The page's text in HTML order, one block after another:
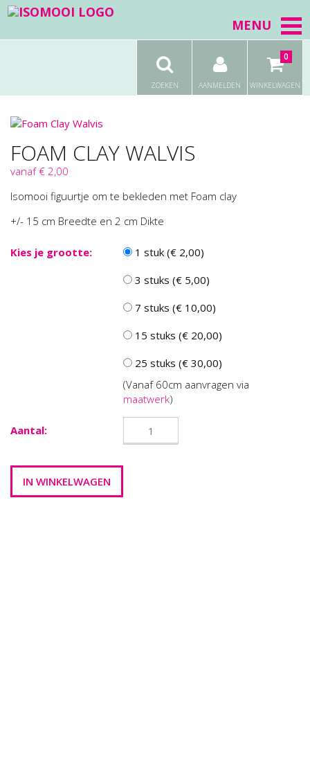
MENU
ZOEKEN AANMELDEN WINKELWAGEN
0
FOAM CLAY WALVIS
vanaf € 2,00
Isomooi figuurtje om te bekleden met Foam clay
+/- 15 cm Breedte en 2 cm Dikte
Kies je grootte:
1 stuk (€ 2,00)
3 stuks (€ 5,00)
7 stuks (€ 10,00)
15 stuks (€ 20,00)
25 stuks (€ 30,00)
(Vanaf 60cm aanvragen via
maatwerk)
Aantal: